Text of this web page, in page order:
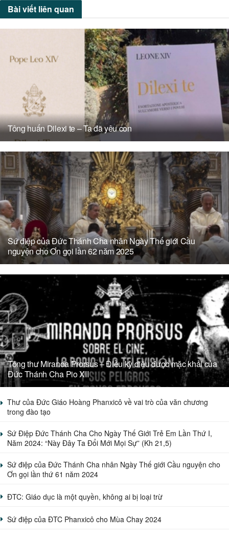
Bài viết liên quan
Tông huấn Dilexi te – Ta đã yêu con
Sứ điệp của Đức Thánh Cha nhân Ngày Thế giới Cầu
nguyện cho Ơn gọi lần 62 năm 2025
Tông thư Miranda Prorsus – Điều kỳ diệu được mặc khải của
Đức Thánh Cha Pio XII
Thư của Đức Giáo Hoàng Phanxicô về vai trò của văn chương
trong đào tạo
Sứ Điệp Đức Thánh Cha Cho Ngày Thế Giới Trẻ Em Lần Thứ I,
Năm 2024: “Này Đây Ta Đổi Mới Mọi Sự” (Kh 21,5)
Sứ điệp của Đức Thánh Cha nhân Ngày Thế giới Cầu nguyện cho
Ơn gọi lần thứ 61 năm 2024
ĐTC: Giáo dục là một quyền, không ai bị loại trừ
Sứ điệp của ĐTC Phanxicô cho Mùa Chay 2024